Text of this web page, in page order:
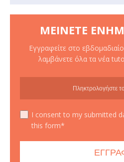
ΜΕΊΝΕΤΕ
Εγγραφείτε στο
λαμβάνετε όλα τα νέα
I consent to my submitted
this form*